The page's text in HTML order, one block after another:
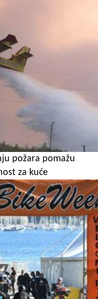
požara pomažu
za kuće